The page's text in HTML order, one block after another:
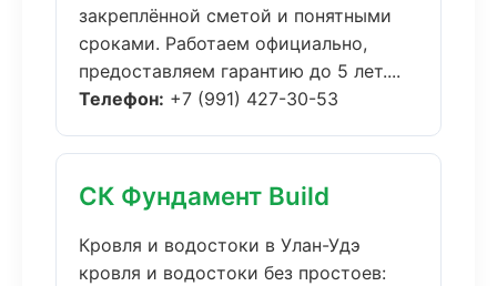
закреплённой сметой и понятными
сроками. Работаем официально,
предоставляем гарантию до 5 лет....
Телефон: +7 (991) 427-30-53
СК Фундамент Build
Кровля и водостоки в Улан-Удэ
кровля и водостоки без простоев: